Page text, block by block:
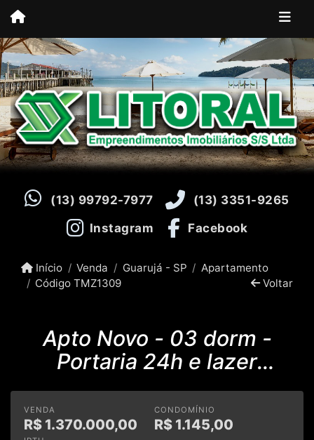
(13) 99792-7977 (13) 3351-9265
Instagram Facebook
Início Venda Guarujá - SP
Apartamento
Código TMZ1309
Voltar
Apto Novo - 03 dorm -
Portaria 24h e lazer
completo - Barra Funda
VENDA
R$ 1.370.000,00
CONDOMÍNIO
R$ 1.145,00